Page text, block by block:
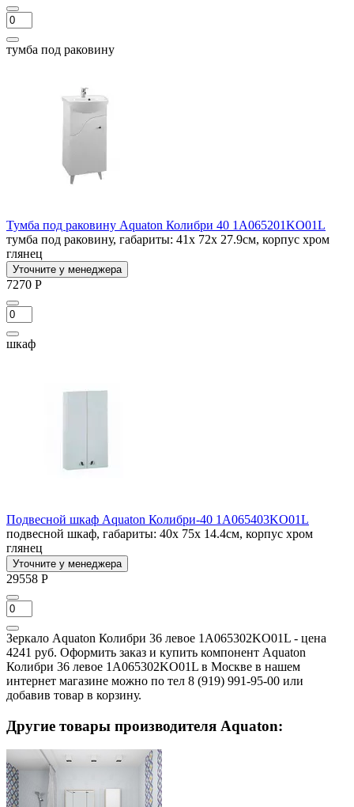
тумба под раковину
Тумба под раковину Aquaton Колибри 40 1A065201KO01L
тумба под раковину, габариты: 41x 72x 27.9см, корпус хром
глянец
Уточните у менеджера
7270 Р
шкаф
Подвесной шкаф Aquaton Колибри-40 1A065403KO01L
подвесной шкаф, габариты: 40x 75x 14.4см, корпус хром
глянец
Уточните у менеджера
29558 Р
Зеркало Aquaton Колибри 36 левое 1A065302KO01L - цена
4241 руб. Оформить заказ и купить компонент Aquaton
Колибри 36 левое 1A065302KO01L в Москве в нашем
интернет магазине можно по тел 8 (919) 991-95-00 или
добавив товар в корзину.
Другие товары производителя Aquaton: